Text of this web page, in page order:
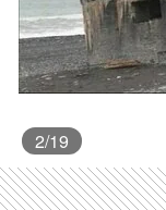
2/19